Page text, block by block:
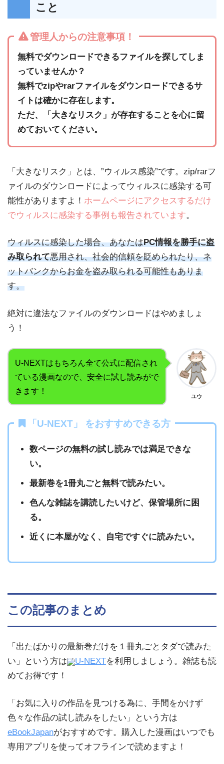
こと
管理人からの注意事項！
無料でダウンロードできるファイルを探してしま
っていませんか？
無料でzipやrarファイルをダウンロードできるサ
イトは確かに存在します。
ただ、「大きなリスク」が存在することを心に留
めておいてください。
「大きなリスク」とは、”ウィルス感染”です。zip/rarフ
ァイルのダウンロードによってウィルスに感染する可
能性がありますよ！ ホームページにアクセスするだけ
でウィルスに感染する事例も報告されています。
ウィルスに感染した場合、あなたはPC情報を勝手に盗
み取られて悪用され、社会的信頼を貶められたり、ネ
ットバンクからお金を盗み取られる可能性もありま
す。
絶対に違法なファイルのダウンロードはやめましょ
う！
U-NEXTはもちろん全て公式に配信され
ている漫画なので、安全に試し読みがで
きます！
ユウ
「U-NEXT」 をおすすめできる方
数ページの無料の試し読みでは満足できな
い。
最新巻を1冊丸ごと無料で読みたい。
色んな雑誌を講読したいけど、保管場所に困
る。
近くに本屋がなく、自宅ですぐに読みたい。
この記事のまとめ
「出たばかりの最新巻だけを１冊丸ごとタダで読みた
い」という方は
U-NEXTを利用しましょう。雑誌も読
めてお得です！
「お気に入りの作品を見つける為に、手間をかけず
色々な作品の試し読みをしたい」という方は
eBookJapanがおすすめです。購入した漫画はいつでも
専用アプリを使ってオフラインで読めますよ！